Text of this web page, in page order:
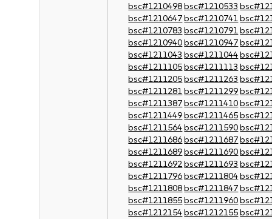
bsc#1210498bsc#1210533
bsc#1210647bsc#1210741
bsc#1210783 bsc#1210791
bsc#1210940bsc#1210947
bsc#1211043 bsc#1211044
bsc#1211105bsc#1211113
bsc#1211205bsc#1211263
bsc#1211281bsc#1211299
bsc#1211387bsc#1211410
bsc#1211449bsc#1211465
bsc#1211564bsc#1211590
bsc#1211686bsc#1211687
bsc#1211689bsc#1211690
bsc#1211692bsc#1211693
bsc#1211796bsc#1211804
bsc#1211808bsc#1211847
bsc#1211855bsc#1211960
bsc#1212154bsc#1212155